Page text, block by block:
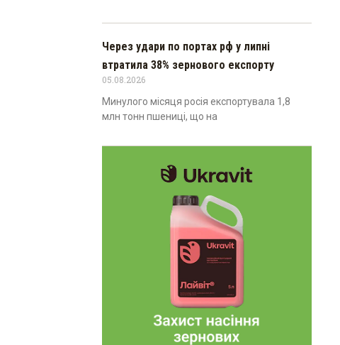
Через удари по портах рф у липні
втратила 38% зернового експорту
05.08.2026
Минулого місяця росія експортувала 1,8
млн тонн пшениці, що на